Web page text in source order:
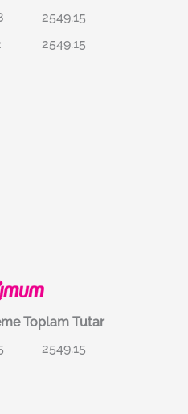
2549.15
2549.15
Toplam Tutar
2549.15